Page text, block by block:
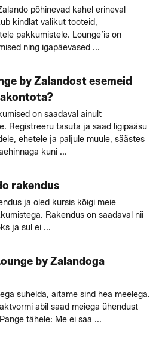
põhinevad kahel erineval
kindlat valikut tooteid,
pakkumistele. Lounge’is on
ning igapäevased ...
by Zalandost esemeid
on saadaval ainult
Registreeru tasuta ja saad ligipääsu
ehetele ja paljule muule, säästes
kuni ...
rakendus
ja oled kursis kõigi meie
Rakendus on saadaval nii
ja sul ei ...
by Zalandoga
suhelda, aitame sind hea meelega.
abil saad meiega ühendust
tähele: Me ei saa ...